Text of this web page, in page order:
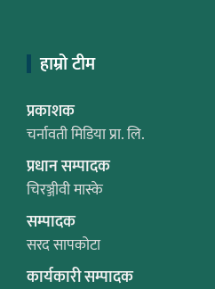
हाम्रो टीम
प्रकाशक
चर्नावती मिडिया प्रा. लि.
प्रधान सम्पादक
चिरञ्जीवी मास्के
सम्पादक
सरद सापकोटा
कार्यकारी सम्पादक